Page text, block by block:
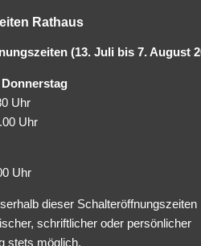
Rathaus
(13. Juli bis 7. August
Uhr
Uhr
Uhr
dieser Schalteröffnungszeiten
schriftlicher oder persönlicher
stets möglich.